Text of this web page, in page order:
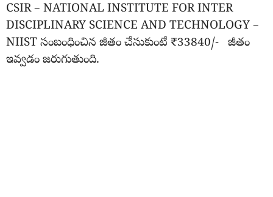
CSIR – NATIONAL INSTITUTE FOR INTER
DISCIPLINARY SCIENCE AND TECHNOLOGY –
NIIST సంబంధించిన జీతం చేసుకుంటే ₹33840/- జీతం
ఇవ్వడం జరుగుతుంది.